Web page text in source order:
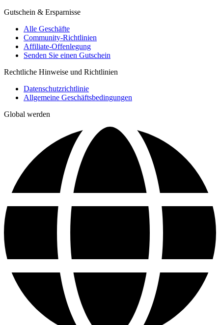
Gutschein & Ersparnisse
Alle Geschäfte
Community-Richtlinien
Affiliate-Offenlegung
Senden Sie einen Gutschein
Rechtliche Hinweise und Richtlinien
Datenschutzrichtlinie
Allgemeine Geschäftsbedingungen
Global werden